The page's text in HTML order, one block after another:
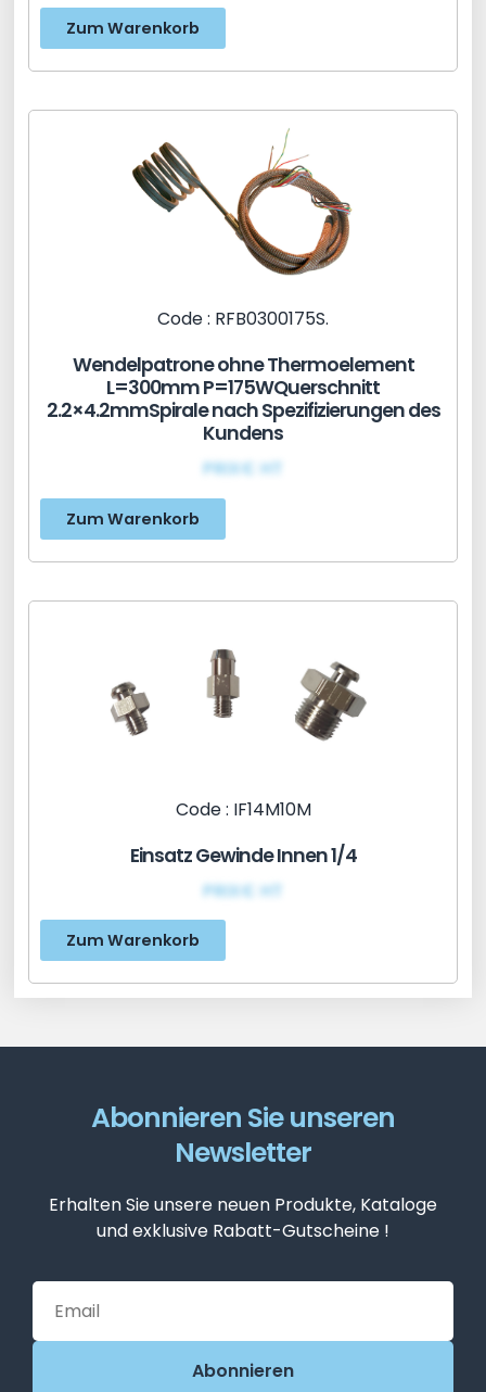
Zum Warenkorb
Code : RFB0300175S.
Wendelpatrone ohne Thermoelement
L=300mm P=175WQuerschnitt
2.2×4.2mmSpirale nach Spezifizierungen des
Kundens
PRIX€ HT
Zum Warenkorb
Code : IF14M10M
Einsatz Gewinde Innen 1/4
PRIX€ HT
Zum Warenkorb
Abonnieren Sie unseren
Newsletter
Erhalten Sie unsere neuen Produkte, Kataloge
und exklusive Rabatt-Gutscheine !